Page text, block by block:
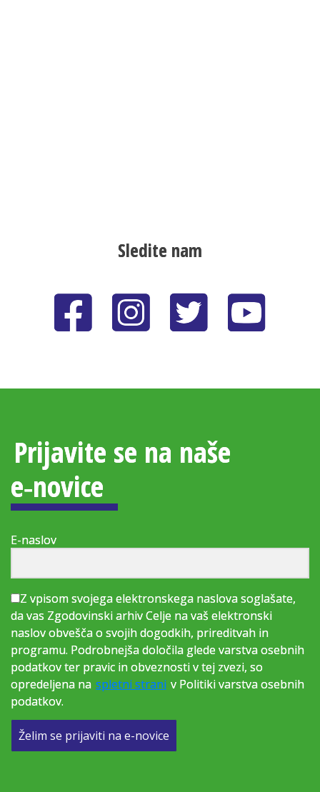
Sledite nam
Prijavite se na naše
e‑novice
E-naslov
Z vpisom svojega elektronskega naslova soglašate,
da vas Zgodovinski arhiv Celje na vaš elektronski
naslov obvešča o svojih dogodkih, prireditvah in
programu. Podrobnejša določila glede varstva osebnih
podatkov ter pravic in obveznosti v tej zvezi, so
opredeljena na spletni strani v Politiki varstva osebnih
podatkov.
Želim se prijaviti na e-novice